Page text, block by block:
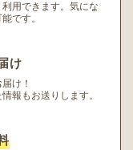
用できます。 気にな
です。
け
け！
報もお送りします。